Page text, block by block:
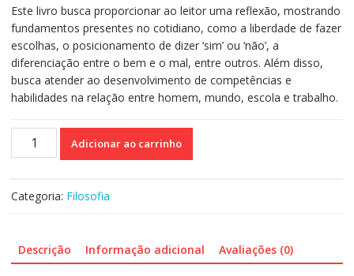
Este livro busca proporcionar ao leitor uma reflexão, mostrando
fundamentos presentes no cotidiano, como a liberdade de fazer
escolhas, o posicionamento de dizer ‘sim’ ou ‘não’, a
diferenciação entre o bem e o mal, entre outros. Além disso,
busca atender ao desenvolvimento de competências e
habilidades na relação entre homem, mundo, escola e trabalho.
Dinâmicas
Filosofia
Adicionar ao carrinho
Categoria: Filosofia
Descrição Informação adicional Avaliações (0)